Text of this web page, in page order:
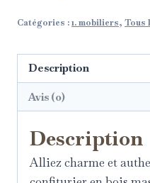
Catégories :1. mobiliers, Tous
Description
Avis (0)
Description
Alliez charme et